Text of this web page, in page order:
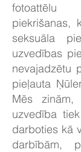
fotoattēlu
piekrišanas,
seksuāla
uzvedības
nevajadzētu
pieļauta
Mēs
uzvedība
darboties kā
darbībām,